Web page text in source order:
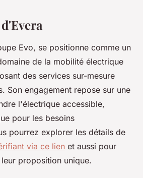
Evo, se positionne comme un
de la mobilité électrique
des services sur-mesure
Son engagement repose sur une
l'électrique accessible,
pour les besoins
pourrez explorer les détails de
via ce lien et aussi pour
proposition unique.